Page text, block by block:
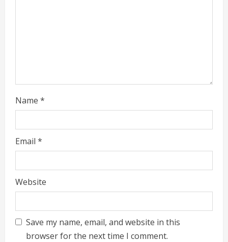
Name *
Email *
Website
Save my name, email, and website in this
browser for the next time I comment.